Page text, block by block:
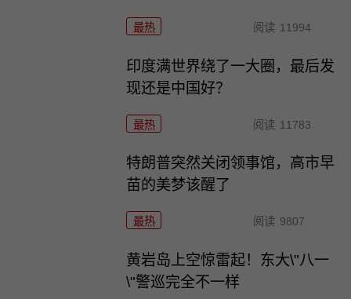
最热 阅读 11994
印度满世界绕了一大圈，最后发
现还是中国好？
最热 阅读 11783
特朗普突然关闭领事馆，高市早
苗的美梦该醒了
最热 阅读 9807
黄岩岛上空惊雷起！东大\"八一
\"警巡完全不一样